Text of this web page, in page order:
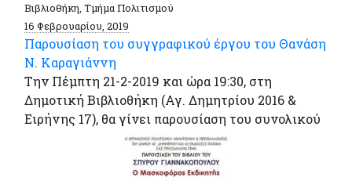
Βιβλιοθήκη, Τμήμα Πολιτισμού
16 Φεβρουαρίου, 2019
Παρουσίαση του συγγραφικού έργου του Θανάση
Ν. Καραγιάννη
Την Πέμπτη 21-2-2019 και ώρα 19:30, στη
Δημοτική Βιβλιοθήκη (Αγ. Δημητρίου 2016 &
Ειρήνης 17), θα γίνει παρουσίαση του συνολικού